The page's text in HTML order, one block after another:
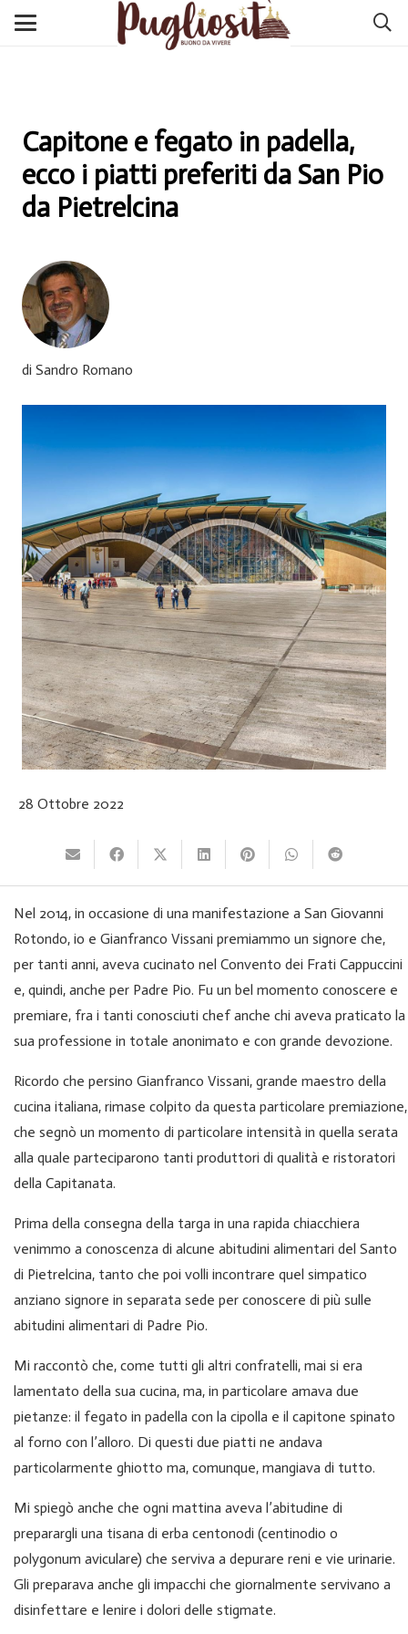
Capitone e fegato in padella,
ecco i piatti preferiti da San Pio
da Pietrelcina
di Sandro Romano
28 Ottobre 2022
Nel 2014, in occasione di una manifestazione a San Giovanni
Rotondo, io e Gianfranco Vissani premiammo un signore che,
per tanti anni, aveva cucinato nel Convento dei Frati Cappuccini
e, quindi, anche per Padre Pio. Fu un bel momento conoscere e
premiare, fra i tanti conosciuti chef anche chi aveva praticato la
sua professione in totale anonimato e con grande devozione.
Ricordo che persino Gianfranco Vissani, grande maestro della
cucina italiana, rimase colpito da questa particolare premiazione,
che segnò un momento di particolare intensità in quella serata
alla quale parteciparono tanti produttori di qualità e ristoratori
della Capitanata.
Prima della consegna della targa in una rapida chiacchiera
venimmo a conoscenza di alcune abitudini alimentari del Santo
di Pietrelcina, tanto che poi volli incontrare quel simpatico
anziano signore in separata sede per conoscere di più sulle
abitudini alimentari di Padre Pio.
Mi raccontò che, come tutti gli altri confratelli, mai si era
lamentato della sua cucina, ma, in particolare amava due
pietanze: il fegato in padella con la cipolla e il capitone spinato
al forno con l’alloro. Di questi due piatti ne andava
particolarmente ghiotto ma, comunque, mangiava di tutto.
Mi spiegò anche che ogni mattina aveva l’abitudine di
preparargli una tisana di erba centonodi (centinodio o
polygonum aviculare) che serviva a depurare reni e vie urinarie.
Gli preparava anche gli impacchi che giornalmente servivano a
disinfettare e lenire i dolori delle stigmate.